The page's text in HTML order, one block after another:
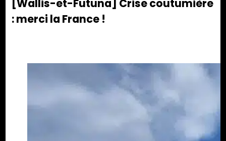
[Wallis-et-Futuna] Crise coutumière
: merci la France !